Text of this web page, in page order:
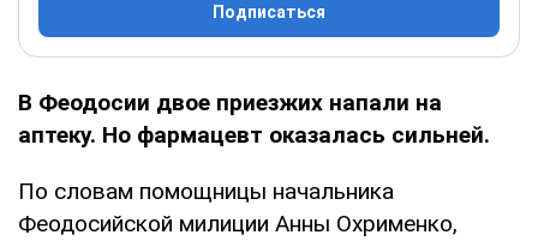
Подписаться
В Феодосии двое приезжих напали на
аптеку. Но фармацевт оказалась сильней.
По словам помощницы начальника
Феодосийской милиции Анны Охрименко,